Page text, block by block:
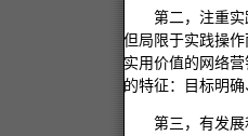
第二，注重
但局限于实践操
实用价值的网络
的特征：目标明
第三，有发